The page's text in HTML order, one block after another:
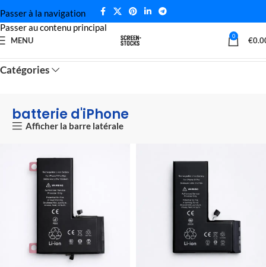
Passer à la navigation
Passer au contenu principal
MENU 0 €
Catégories
batterie d'iPhone
Afficher la barre latérale